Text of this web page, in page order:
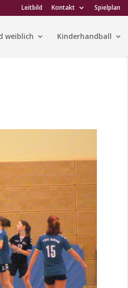
Leitbild Kontakt Spielplan
weiblich Kinderhandball